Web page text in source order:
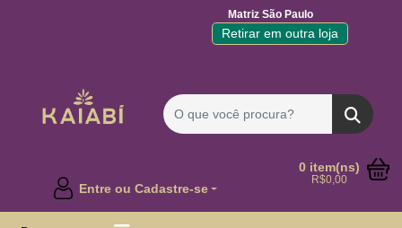
Matriz São Paulo
Retirar em outra loja
Entre ou Cadastre-se
0 item(ns)
R$0,00